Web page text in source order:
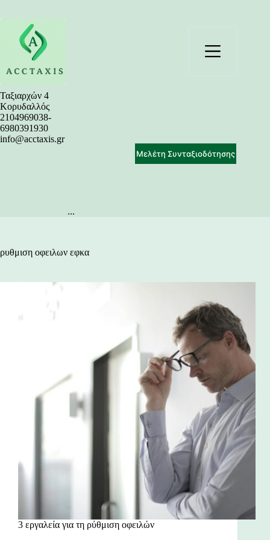
περιεχόμενο
Ταξιαρχών 4
Κορυδαλλός
2104969038-
6980391930
info@acctaxis.gr
...
Μελέτη Συνταξιοδότησης
ρυθμιση οφειλων εφκα
3 εργαλεία για τη ρύθμιση οφειλών